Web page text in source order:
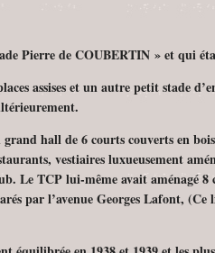
Pierre de COUBERTIN » et qui
assises et un autre petit stade
hall de 6 courts couverts en
vestiaires luxueusement
Le TCP lui-même avait aménagé
par l’avenue Georges Lafont,